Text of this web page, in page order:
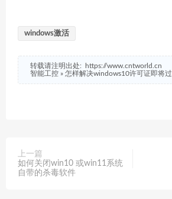
windows激活
转载请注明出处:
https://www.cntworld.cn
智能工控 » 怎样解决windows10许可证即将
上一篇
如何关闭win10 或win11系统
自带的杀毒软件